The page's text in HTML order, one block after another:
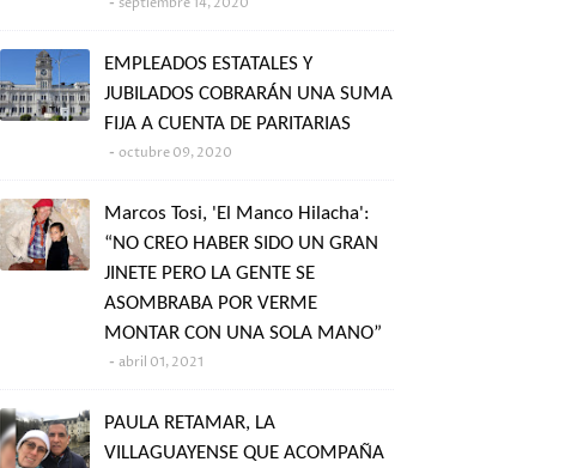
EMPLEADOS ESTATALES Y
JUBILADOS COBRARÁN UNA SUMA
FIJA A CUENTA DE PARITARIAS
octubre 09, 2020
Marcos Tosi, 'El Manco Hilacha':
“NO CREO HABER SIDO UN GRAN
JINETE PERO LA GENTE SE
ASOMBRABA POR VERME
MONTAR CON UNA SOLA MANO”
abril 01, 2021
PAULA RETAMAR, LA
VILLAGUAYENSE QUE ACOMPAÑA